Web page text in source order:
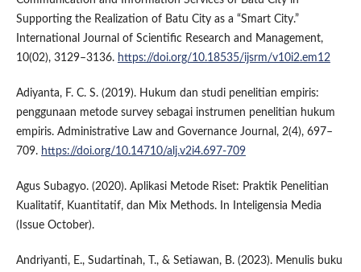
Supporting the Realization of Batu City as a “Smart City.”
International Journal of Scientific Research and Management,
10(02), 3129–3136. https://doi.org/10.18535/ijsrm/v10i2.em12
Adiyanta, F. C. S. (2019). Hukum dan studi penelitian empiris:
penggunaan metode survey sebagai instrumen penelitian hukum
empiris. Administrative Law and Governance Journal, 2(4), 697–
709. https://doi.org/10.14710/alj.v2i4.697-709
Agus Subagyo. (2020). Aplikasi Metode Riset: Praktik Penelitian
Kualitatif, Kuantitatif, dan Mix Methods. In Inteligensia Media
(Issue October).
Andriyanti, E., Sudartinah, T., & Setiawan, B. (2023). Menulis buku